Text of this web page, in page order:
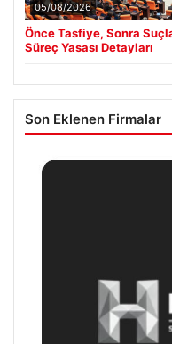
05/08/2026
Önce Tasfiye, Sonra
Süreç Yasası Detayları
Son Eklenen Firmalar